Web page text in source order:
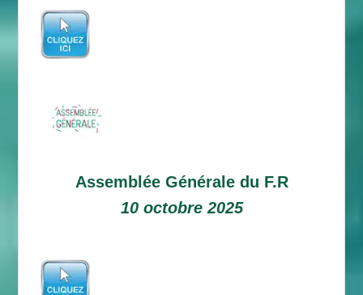
Assemblée Générale du F.R
10 octobre 2025